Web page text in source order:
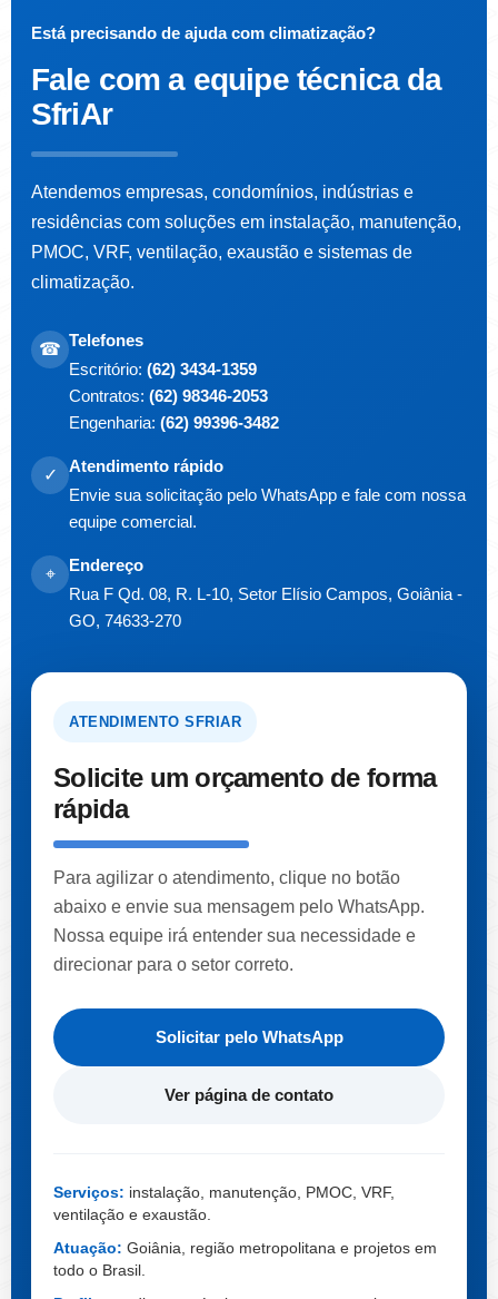
Está precisando de ajuda com climatização?
Fale com a equipe técnica da
SfriAr
Atendemos empresas, condomínios, indústrias e
residências com soluções em instalação, manutenção,
PMOC, VRF, ventilação, exaustão e sistemas de
climatização.
☎ Telefones
Escritório: (62) 3434-1359
Contratos: (62) 98346-2053
Engenharia: (62) 99396-3482
✓
Atendimento rápido
Envie sua solicitação pelo WhatsApp e fale com nossa
equipe comercial.
⌖
Endereço
Rua F Qd. 08, R. L-10, Setor Elísio Campos, Goiânia -
GO, 74633-270
ATENDIMENTO SFRIAR
Solicite um orçamento de forma
rápida
Para agilizar o atendimento, clique no botão
abaixo e envie sua mensagem pelo WhatsApp.
Nossa equipe irá entender sua necessidade e
direcionar para o setor correto.
Solicitar pelo WhatsApp
Ver página de contato
Serviços: instalação, manutenção, PMOC, VRF,
ventilação e exaustão.
Atuação: Goiânia, região metropolitana e projetos em
todo o Brasil.